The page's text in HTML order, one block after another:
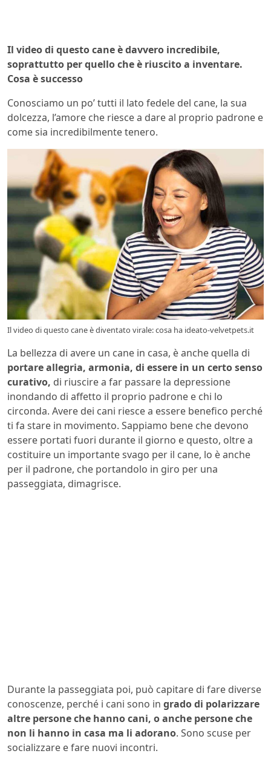
Il video di questo cane è davvero incredibile,
soprattutto per quello che è riuscito a inventare.
Cosa è successo
Conosciamo un po’ tutti il lato fedele del cane, la sua
dolcezza, l’amore che riesce a dare al proprio padrone e
come sia incredibilmente tenero.
Il video di questo cane è diventato virale: cosa ha ideato-velvetpets.it
La bellezza di avere un cane in casa, è anche quella di
portare allegria, armonia, di essere in un certo senso
curativo, di riuscire a far passare la depressione
inondando di affetto il proprio padrone e chi lo
circonda. Avere dei cani riesce a essere benefico perché
ti fa stare in movimento. Sappiamo bene che devono
essere portati fuori durante il giorno e questo, oltre a
costituire un importante svago per il cane, lo è anche
per il padrone, che portandolo in giro per una
passeggiata, dimagrisce.
Durante la passeggiata poi, può capitare di fare diverse
conoscenze, perché i cani sono in grado di polarizzare
altre persone che hanno cani, o anche persone che
non li hanno in casa ma li adorano. Sono scuse per
socializzare e fare nuovi incontri.